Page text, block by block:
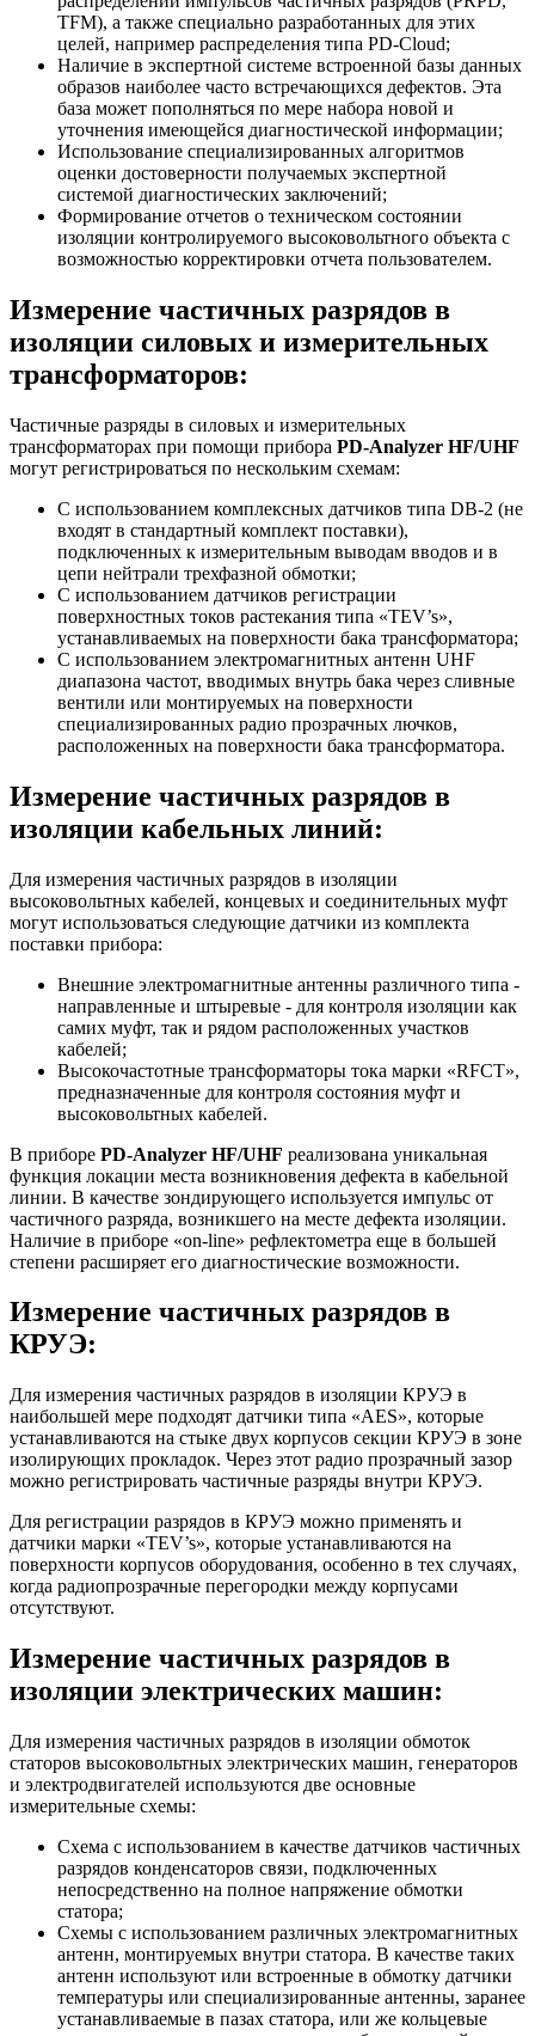
TFM), а также специально разработанных для этих
целей, например распределения типа PD-Cloud;
Наличие в экспертной системе встроенной базы данных
образов наиболее часто встречающихся дефектов. Эта
база может пополняться по мере набора новой и
уточнения имеющейся диагностической информации;
Использование специализированных алгоритмов
оценки достоверности получаемых экспертной
системой диагностических заключений;
Формирование отчетов о техническом состоянии
изоляции контролируемого высоковольтного объекта с
возможностью корректировки отчета пользователем.
Измерение частичных разрядов в
изоляции силовых и измерительных
трансформаторов:
Частичные разряды в силовых и измерительных
трансформаторах при помощи прибора PD-Analyzer HF/UHF
могут регистрироваться по нескольким схемам:
С использованием комплексных датчиков типа DB-2 (не
входят в стандартный комплект поставки),
подключенных к измерительным выводам вводов и в
цепи нейтрали трехфазной обмотки;
С использованием датчиков регистрации
поверхностных токов растекания типа «TEV’s»,
устанавливаемых на поверхности бака трансформатора;
С использованием электромагнитных антенн UHF
диапазона частот, вводимых внутрь бака через сливные
вентили или монтируемых на поверхности
специализированных радио прозрачных лючков,
расположенных на поверхности бака трансформатора.
Измерение частичных разрядов в
изоляции кабельных линий:
Для измерения частичных разрядов в изоляции
высоковольтных кабелей, концевых и соединительных муфт
могут использоваться следующие датчики из комплекта
поставки прибора:
Внешние электромагнитные антенны различного типа -
направленные и штыревые - для контроля изоляции как
самих муфт, так и рядом расположенных участков
кабелей;
Высокочастотные трансформаторы тока марки «RFCT»,
предназначенные для контроля состояния муфт и
высоковольтных кабелей.
В приборе PD-Analyzer HF/UHF реализована уникальная
функция локации места возникновения дефекта в кабельной
линии. В качестве зондирующего используется импульс от
частичного разряда, возникшего на месте дефекта изоляции.
Наличие в приборе «on-line» рефлектометра еще в большей
степени расширяет его диагностические возможности.
Измерение частичных разрядов в
КРУЭ:
Для измерения частичных разрядов в изоляции КРУЭ в
наибольшей мере подходят датчики типа «AES», которые
устанавливаются на стыке двух корпусов секции КРУЭ в зоне
изолирующих прокладок. Через этот радио прозрачный зазор
можно регистрировать частичные разряды внутри КРУЭ.
Для регистрации разрядов в КРУЭ можно применять и
датчики марки «TEV’s», которые устанавливаются на
поверхности корпусов оборудования, особенно в тех случаях,
когда радиопрозрачные перегородки между корпусами
отсутствуют.
Измерение частичных разрядов в
изоляции электрических машин:
Для измерения частичных разрядов в изоляции обмоток
статоров высоковольтных электрических машин, генераторов
и электродвигателей используются две основные
измерительные схемы:
Схема с использованием в качестве датчиков частичных
разрядов конденсаторов связи, подключенных
непосредственно на полное напряжение обмотки
статора;
Схемы с использованием различных электромагнитных
антенн, монтируемых внутри статора. В качестве таких
антенн используют или встроенные в обмотку датчики
температуры или специализированные антенны, заранее
устанавливаемые в пазах статора, или же кольцевые